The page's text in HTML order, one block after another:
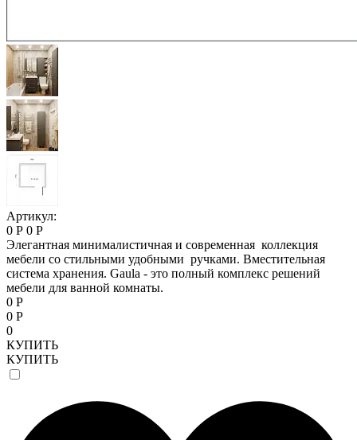
Артикул:
0 Р 0 Р
Элегантная минималистичная и современная коллекция
мебели со стильными удобными ручками. Вместительная
система хранения. Gaula - это полный комплекс решений
мебели для ванной комнаты.
0 Р
0 Р
0
КУПИТЬ
КУПИТЬ